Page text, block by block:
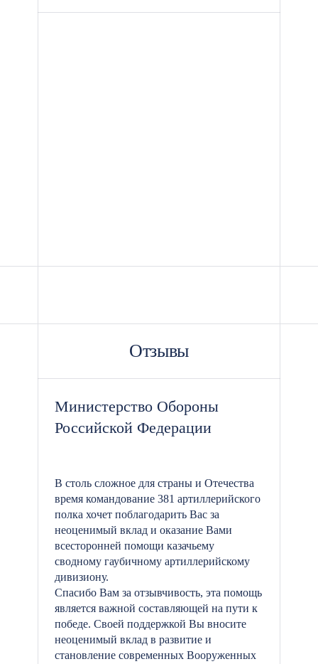
Отзывы
Министерство Обороны
Российской Федерации
В столь сложное для страны и Отечества
время командование 381 артиллерийского
полка хочет поблагодарить Вас за
неоценимый вклад и оказание Вами
всесторонней помощи казачьему
сводному гаубичному артиллерийскому
дивизиону.
Спасибо Вам за отзывчивость, эта помощь
является важной составляющей на пути к
победе. Своей поддержкой Вы вносите
неоценимый вклад в развитие и
становление современных Вооруженных